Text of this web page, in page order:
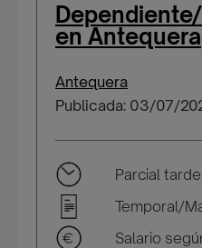
en Antequera
Antequera
Publicada: 03/07/
Parcial tarde
Temporal/
Salario